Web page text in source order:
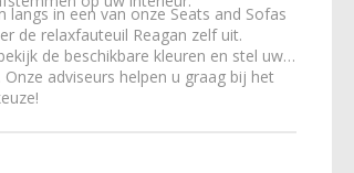
langs in een van onze Seats and Sofas
de relaxfauteuil Reagan zelf uit.
de beschikbare kleuren en stel uw
adviseurs helpen u graag bij het